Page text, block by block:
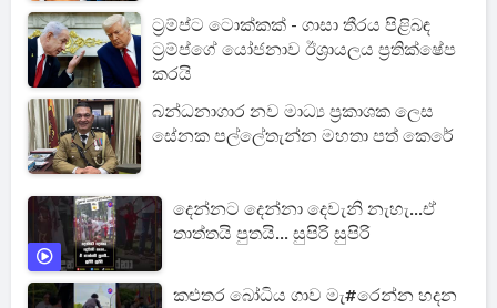
සිදුවීමකට ඇය විසින් උත්තර බඳියි
[PHOTOS]
ට්‍රම්ප්ට ටොක්කක් - ගාසා තීරය පිළිබඳ
ට්‍රම්ප්ගේ යෝජනාව ඊශ්‍රායලය ප්‍රතික්ෂේප
කරයි
බන්ධනාගාර නව මාධ්‍ය ප්‍රකාශක ලෙස
සේනක පල්ලේතැන්න මහතා පත් කෙරේ
දෙන්නට දෙන්නා දෙවැනි නැහැ...ඒ
තාත්තයි පුතයි... සුපිරි සුපිරි
කළුතර බෝධිය ගාව මැ#රෙන්න හදන